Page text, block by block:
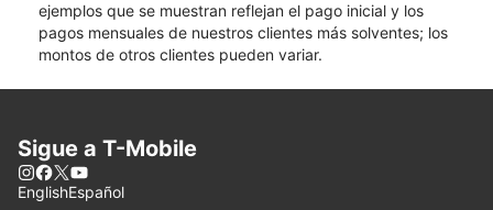
ejemplos que se muestran reflejan el pago inicial y los
pagos mensuales de nuestros clientes más solventes; los
montos de otros clientes pueden variar.